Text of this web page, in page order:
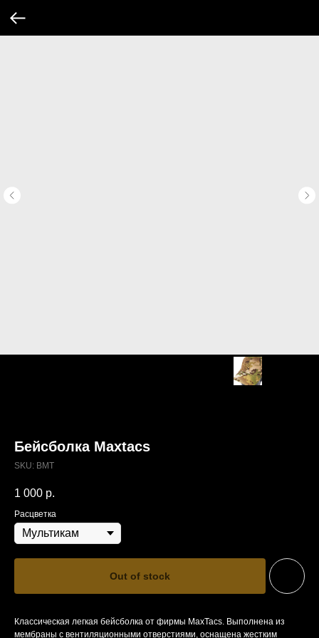
Бейсболка Maxtacs
SKU: BMT
1 000 р.
Расцветка
Out of stock
Классическая легкая бейсболка от фирмы MaxTacs. Выполнена из
мембраны с вентиляционными отверстиями, оснащена жестким